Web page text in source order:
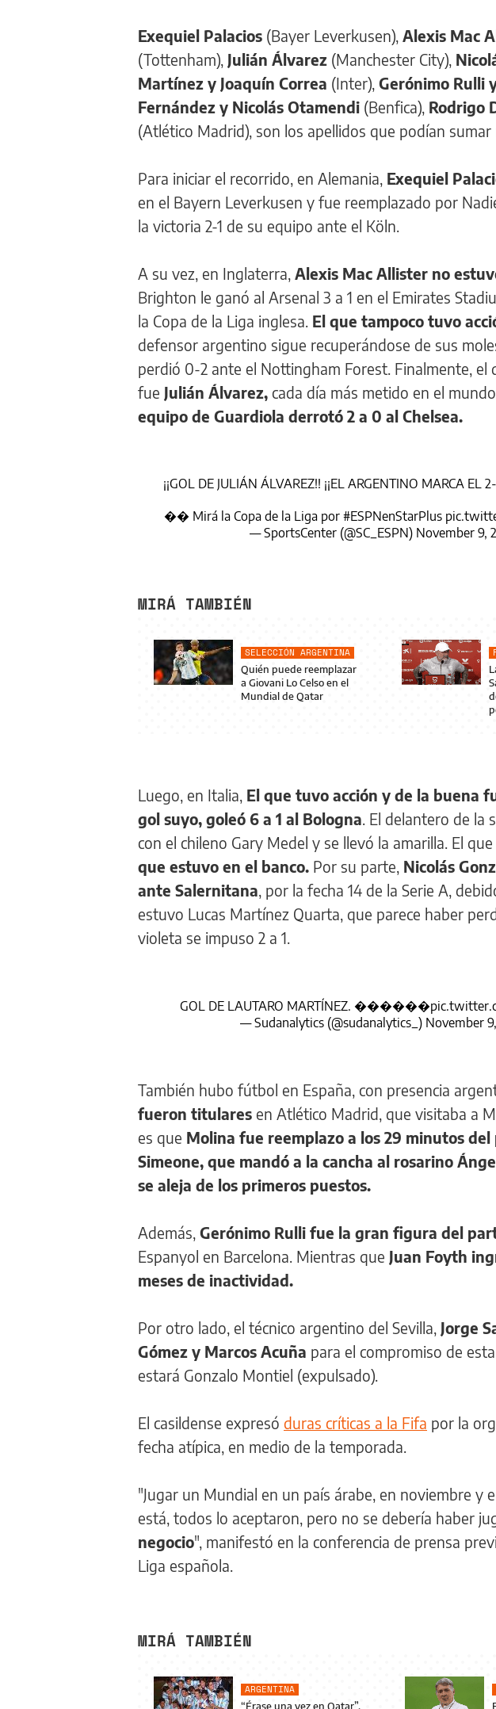
Exequiel Palacios (Bayer Leverkusen), Alexis Mac
(Tottenham), Julián Álvarez (Manchester City),
Martínez y Joaquín Correa (Inter), Gerónimo Rulli
Fernández y Nicolás Otamendi (Benfica), Rodrigo
(Atlético Madrid), son los apellidos que podían
Para iniciar el recorrido, en Alemania, Exequiel
en el Bayern Leverkusen y fue reemplazado por
la victoria 2-1 de su equipo ante el Köln.
A su vez, en Inglaterra, Alexis Mac Allister no
Brighton le ganó al Arsenal 3 a 1 en el Emirates
la Copa de la Liga inglesa. El que tampoco tuvo
defensor argentino sigue recuperándose de sus
perdió 0-2 ante el Nottingham Forest. Finalmente,
fue Julián Álvarez, cada día más metido en el
equipo de Guardiola derrotó 2 a 0 al Chelsea.
¡¡GOL DE JULIÁN ÁLVAREZ!! ¡¡EL ARGENTINO MARCA EL
�� Mirá la Copa de la Liga por #ESPNenStarPlus
— SportsCenter (@SC_ESPN) November 9,
MIRÁ TAMBIÉN
SELECCIÓN ARGENTINA
Quién puede reemplazar
a Giovani Lo Celso en el
Mundial de Qatar
Luego, en Italia, El que tuvo acción y de la buena
gol suyo, goleó 6 a 1 al Bologna . El delantero de
con el chileno Gary Medel y se llevó la amarilla. El
que estuvo en el banco. Por su parte, Nicolás
ante Salernitana , por la fecha 14 de la Serie A,
estuvo Lucas Martínez Quarta, que parece haber
violeta se impuso 2 a 1.
GOL DE LAUTARO MARTÍNEZ. ������
— Sudanalytics (@sudanalytics_) November
También hubo fútbol en España, con presencia
fueron titulares en Atlético Madrid, que visitaba a
es que Molina fue reemplazo a los 29 minutos
Simeone, que mandó a la cancha al rosarino
se aleja de los primeros puestos.
Además, Gerónimo Rulli fue la gran figura del
Espanyol en Barcelona. Mientras que Juan Foyth
meses de inactividad.
Por otro lado, el técnico argentino del Sevilla, Jorge
Gómez y Marcos Acuña para el compromiso de
estará Gonzalo Montiel (expulsado).
El casildense expresó duras críticas a la Fifa por la
fecha atípica, en medio de la temporada.
"Jugar un Mundial en un país árabe, en noviembre y
está, todos lo aceptaron, pero no se debería haber
negocio", manifestó en la conferencia de prensa
Liga española.
MIRÁ TAMBIÉN
ARGENTINA
“Érase una vez en Qatar”,